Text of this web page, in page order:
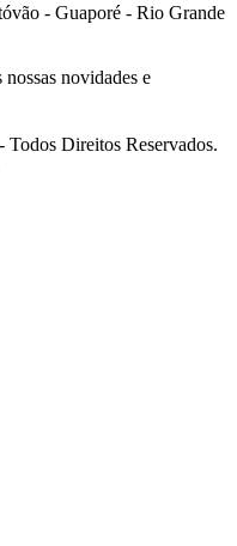
- Guaporé - Rio Grande
novidades e
Direitos Reservados.